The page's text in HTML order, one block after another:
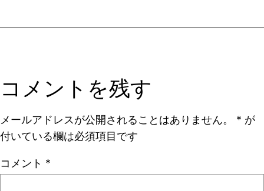
コメントを残す
メールアドレスが公開されることはありません。 * が
付いている欄は必須項目です
コメント *